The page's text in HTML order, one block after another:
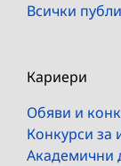
Всички
Кариери
Обяви и
Конкурси за
Академични